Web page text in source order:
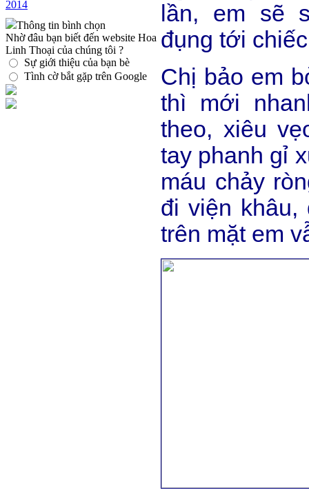
2014
Thông tin bình chọn
Nhờ đâu bạn biết đến website Hoa
Linh Thoại của chúng tôi ?
Sự giới thiệu của bạn bè
Tình cờ bắt gặp trên Google
lần, em sẽ
đụng tới
Chị bảo em
thì mới
theo, xiêu
tay phanh gỉ
máu chảy
đi viện khâu,
trên mặt em